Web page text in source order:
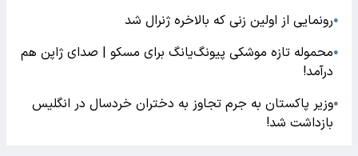
●رونمایی از اولین زنی که بالاخره ژنرال شد
●محموله تازه موشکی پیونگ‌یانگ برای مسکو | صدای ژاپن هم
درآمد!
●وزیر پاکستان به جرم تجاوز به دختران خردسال در انگلیس
بازداشت شد!